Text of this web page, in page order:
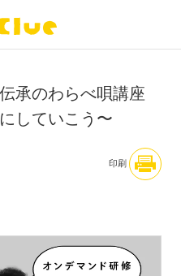
承のわらべ唄講座
していこう〜
印刷